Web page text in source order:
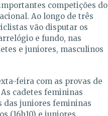
competições do
Ao longo de três
vão disputar os
e fundo, nas
e juniores, masculinos
feira com as provas de
cadetes femininas
das juniores femininas